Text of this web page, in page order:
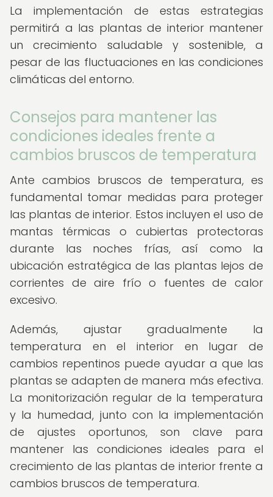
La implementación de estas estrategias
permitirá a las plantas de interior mantener
un crecimiento saludable y sostenible, a
pesar de las fluctuaciones en las condiciones
climáticas del entorno.
Consejos para mantener las
condiciones ideales frente a
cambios bruscos de temperatura
Ante cambios bruscos de temperatura, es
fundamental tomar medidas para proteger
las plantas de interior. Estos incluyen el uso de
mantas térmicas o cubiertas protectoras
durante las noches frías, así como la
ubicación estratégica de las plantas lejos de
corrientes de aire frío o fuentes de calor
excesivo.
Además, ajustar gradualmente la
temperatura en el interior en lugar de
cambios repentinos puede ayudar a que las
plantas se adapten de manera más efectiva.
La monitorización regular de la temperatura
y la humedad, junto con la implementación
de ajustes oportunos, son clave para
mantener las condiciones ideales para el
crecimiento de las plantas de interior frente a
cambios bruscos de temperatura.